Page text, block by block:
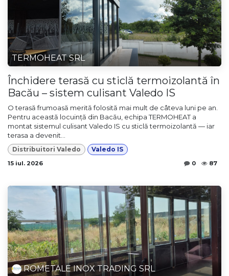
TERMOHEAT SRL
Închidere terasă cu sticlă termoizolantă în
Bacău – sistem culisant Valedo IS
O terasă frumoasă merită folosită mai mult de câteva luni pe an.
Pentru această locuință din Bacău, echipa TERMOHEAT a
montat sistemul culisant Valedo IS cu sticlă termoizolantă — iar
terasa a devenit...
Distribuitori Valedo Valedo IS
15 iul. 2026 0 87
ROMETALE INOX TRADING SRL